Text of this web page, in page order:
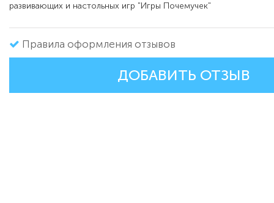
развивающих и настольных игр "Игры Почемучек"
Правила оформления отзывов
ДОБАВИТЬ ОТЗЫВ